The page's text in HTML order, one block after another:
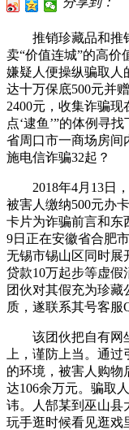
推销珍藏品和推销
卖“价值连城”的高价
嫌疑人便操纵骗取人
达十万保底500元并
2400元，收集诈骗
点‘逮鱼’”的体例寻
省周口市一商场房间
施电信诈骗32起？
2018年4月13日，
被害人缴纳500元办
卡片为诈骗前言和东
9日正在安徽省合肥
无锡市锡山区同时展
贷款10万起步等虚
团伙对其假充为珍
质，遂联系其号客服
该团伙把自有网坐
上，谨防上当。通
的环境，被害人购物
达106余万元。骗取
讳。人郜某到巫山县
玩手逛时候看见逛戏